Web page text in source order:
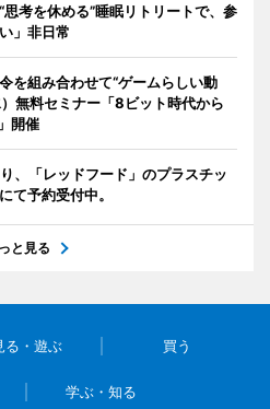
考を休める”睡眠リトリートで、参
」非日常
を組み合わせて“ゲームらしい動
無料セミナー「8ビット時代から
開催
、「レッドフード」のプラスチッ
て予約受付中。
と見る
る・遊ぶ 買う
学ぶ・知る